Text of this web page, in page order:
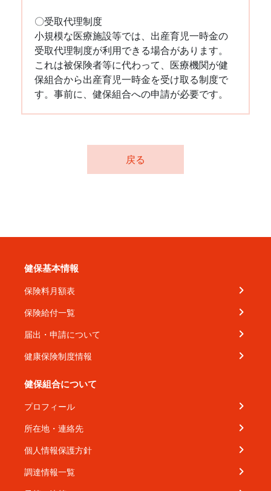
〇受取代理制度
小規模な医療施設等では、出産育児一時金の
受取代理制度が利用できる場合があります。
これは被保険者等に代わって、医療機関が健
保組合から出産育児一時金を受け取る制度で
す。事前に、健保組合への申請が必要です。
戻る
健保基本情報
保険料月額表
保険給付一覧
届出・申請について
健康保険制度情報
健保組合について
プロフィール
所在地・連絡先
個人情報保護方針
調達情報一覧